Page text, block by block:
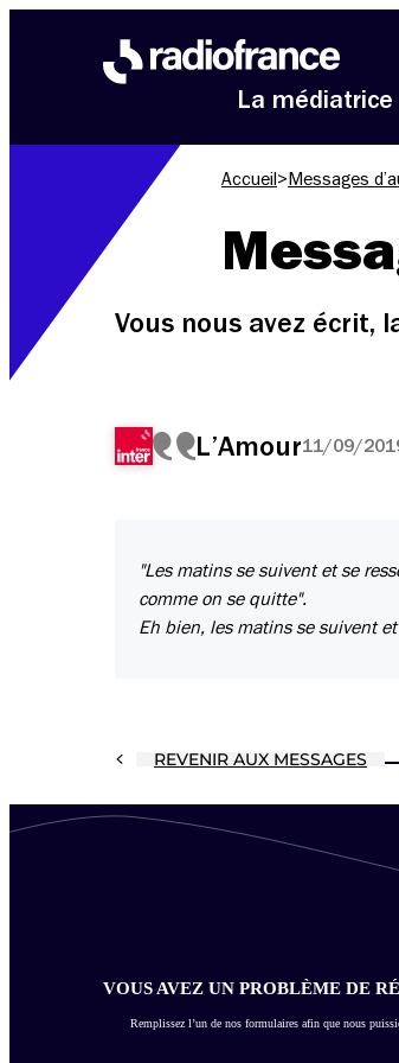
La médiatrice
Accueil > Messages
Vous nous avez écrit,
L’Amour11/09/
"Les matins se suivent et se
comme on se quitte".
Eh bien, les matins se suivent
REVENIR AUX MESSAGES
VOUS AVEZ UN PROBLÈME DE
Remplissez l’un de nos formulaires afin que nous